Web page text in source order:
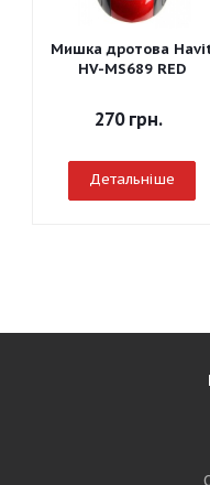
Мишка дротова
HV-MS689 RED
270грн.
Детальніше